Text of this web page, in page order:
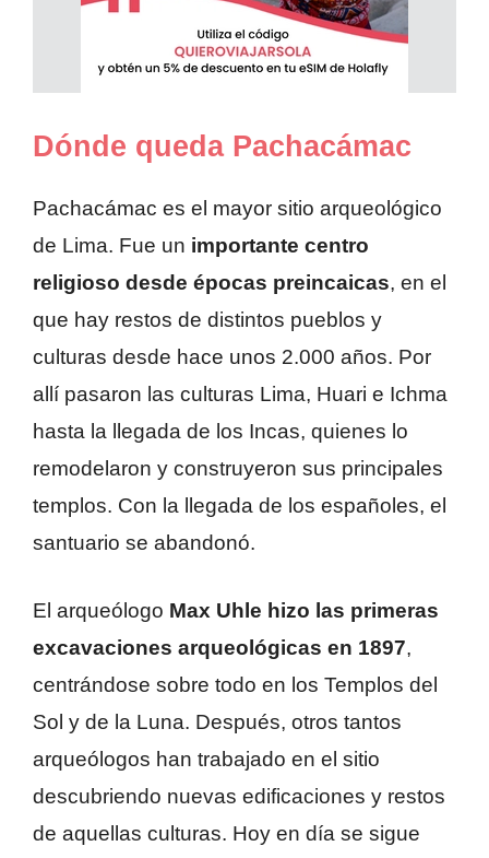
Dónde queda Pachacámac
Pachacámac es el mayor sitio arqueológico
de Lima. Fue un importante centro
religioso desde épocas preincaicas, en el
que hay restos de distintos pueblos y
culturas desde hace unos 2.000 años. Por
allí pasaron las culturas Lima, Huari e Ichma
hasta la llegada de los Incas, quienes lo
remodelaron y construyeron sus principales
templos. Con la llegada de los españoles, el
santuario se abandonó.
El arqueólogo Max Uhle hizo las primeras
excavaciones arqueológicas en 1897,
centrándose sobre todo en los Templos del
Sol y de la Luna. Después, otros tantos
arqueólogos han trabajado en el sitio
descubriendo nuevas edificaciones y restos
de aquellas culturas. Hoy en día se sigue